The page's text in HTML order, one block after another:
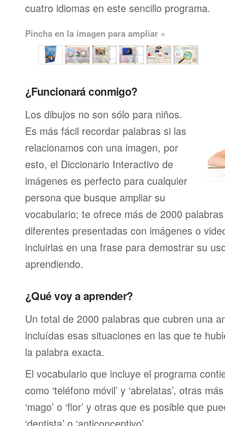
cuatro idiomas en este sencillo programa.
Pincha en la imagen para ampliar »
¿Funcionará conmigo?
Los dibujos no son sólo para niños.
Es más fácil recordar palabras si las
relacionamos con una imagen, por
esto, el Diccionario Interactivo de
imágenes es perfecto para cualquier
persona que busque ampliar su
vocabulario; te ofrece más de 2000
diferentes presentadas con imágenes o
incluirlas en una frase para demostrar su
aprendiendo.
¿Qué voy a aprender?
Un total de 2000 palabras que cubren una
incluídas esas situaciones en las que te
la palabra exacta.
El vocabulario que incluye el programa
como ‘teléfono móvil’ y ‘abrelatas’, otras
‘mago’ o ‘flor’ y otras que es posible que